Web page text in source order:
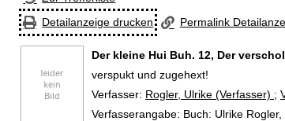
Detailanzeige drucken
Permalink
Der kleine Hui Buh. 12, Der
verspukt und zugehext!
Verfasser: Suche nach diesem
Rogler, Ulrike (Verfasser) ;
Verfasserangabe: Buch: Ulrike